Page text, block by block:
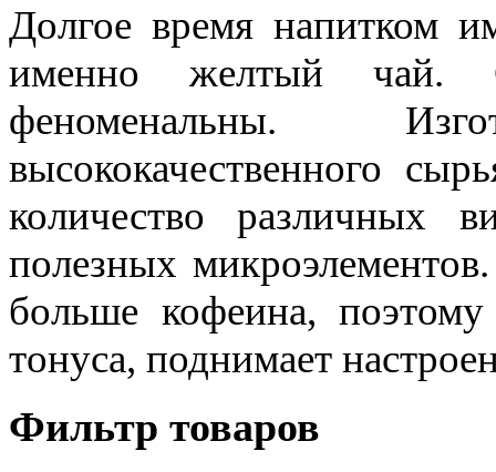
Долгое время напитком
именно желтый чай.
феноменальны.
высококачественного
количество различных
полезных
больше кофеина,
тонуса, поднимает
Фильтр товаров